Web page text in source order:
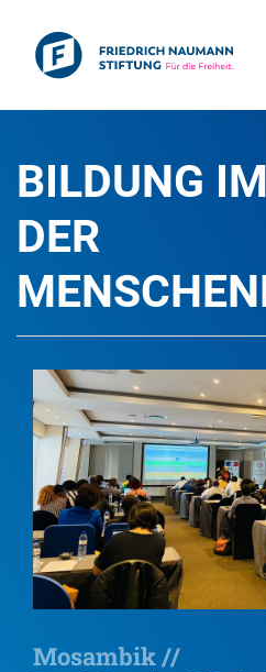
BILDUNG
DER
Mosambik //